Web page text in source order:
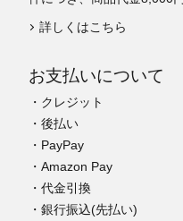
詳しくはこちら
お支払いについて
・クレジット
・後払い
・PayPay
・Amazon Pay
・代金引換
・銀行振込(先払い)